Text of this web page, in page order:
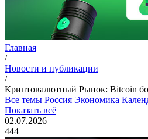
Главная
/
Новости и публикации
/
Криптовалютный Рынок: Bitcoin
Все темы Россия Экономика
Показать всё
02.07.2026
444